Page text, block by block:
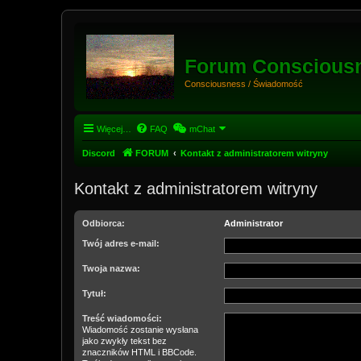
Forum
Consciousness / Świadomość
Więcej… FAQ mChat
Discord FORUM Kontakt z administratorem witryny
Kontakt z administratorem witryny
Odbiorca: Administrator
Twój adres e-mail:
Twoja nazwa:
Tytuł:
Treść wiadomości:
Wiadomość zostanie wysłana
jako zwykły tekst bez
znaczników HTML i BBCode.